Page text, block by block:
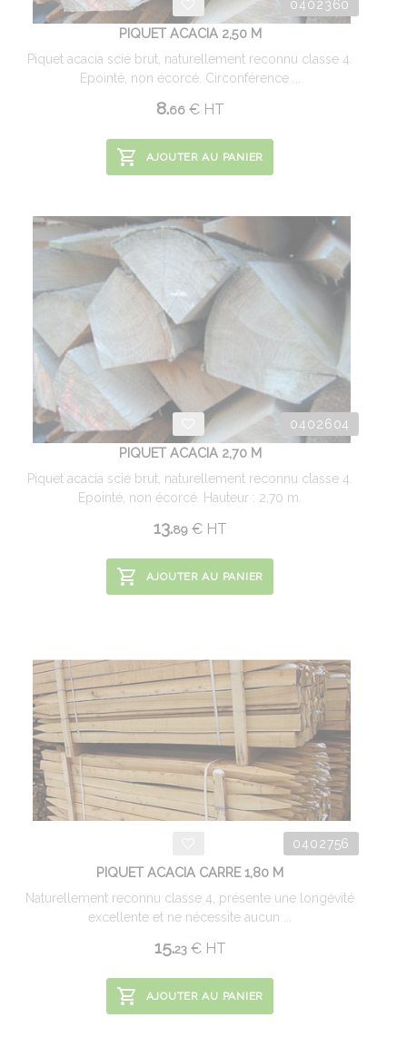
0402360
PIQUET ACACIA 2,50 M
Piquet acacia scié brut, naturellement reconnu classe 4.
Epointé, non écorcé. Circonférence ...
8.66 €HT
AJOUTER AU PANIER
0402604
PIQUET ACACIA 2,70 M
Piquet acacia scié brut, naturellement reconnu classe 4.
Epointé, non écorcé. Hauteur : 2,70 m.
13.89 €HT
AJOUTER AU PANIER
0402756
PIQUET ACACIA CARRE 1,80 M
Naturellement reconnu classe 4, présente une longévité
excellente et ne nécessite aucun ...
15.23 €HT
AJOUTER AU PANIER